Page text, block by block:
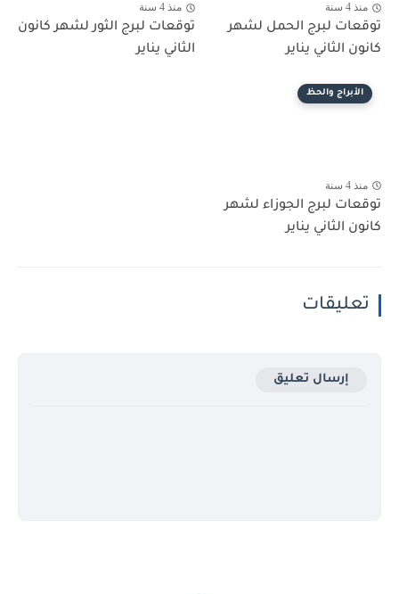
منذ 4 سنة
توقعات لبرج الحمل لشهر
كانون الثاني يناير
منذ 4 سنة
توقعات لبرج الثور لشهر كانون
الثاني يناير
الأبراج والحظ
منذ 4 سنة
توقعات لبرج الجوزاء لشهر
كانون الثاني يناير
تعليقات
إرسال تعليق